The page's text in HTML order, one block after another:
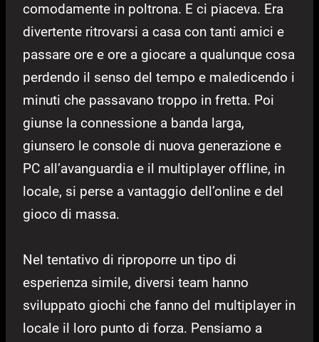
comodamente in poltrona. E ci piaceva. Era
divertente ritrovarsi a casa con tanti amici e
passare ore e ore a giocare a qualunque cosa
perdendo il senso del tempo e maledicendo i
minuti che passavano troppo in fretta. Poi
giunse la connessione a banda larga,
giunsero le console di nuova generazione e
PC all’avanguardia e il multiplayer offline, in
locale, si perse a vantaggio dell’online e del
gioco di massa.
Nel tentativo di riproporre un tipo di
esperienza simile, diversi team hanno
sviluppato giochi che fanno del multiplayer in
locale il loro punto di forza. Pensiamo a